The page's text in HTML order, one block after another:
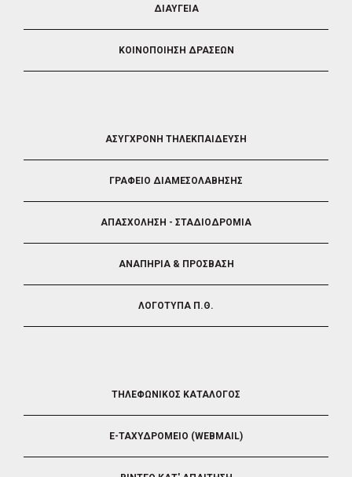
ΔΙΑΥΓΕΙΑ
ΚΟΙΝΟΠΟΙΗΣΗ ΔΡΑΣΕΩΝ
ΑΣΥΓΧΡΟΝΗ ΤΗΛΕΚΠΑΙΔΕΥΣΗ
ΓΡΑΦΕΙΟ ΔΙΑΜΕΣΟΛΑΒΗΣΗΣ
ΑΠΑΣΧΟΛΗΣΗ - ΣΤΑΔΙΟΔΡΟΜΙΑ
ΑΝΑΠΗΡΙΑ & ΠΡΟΣΒΑΣΗ
ΛΟΓΟΤΥΠΑ Π.Θ.
ΤΗΛΕΦΩΝΙΚΟΣ ΚΑΤΑΛΟΓΟΣ
E-ΤΑΧΥΔΡΟΜΕΙΟ (WEBMAIL)